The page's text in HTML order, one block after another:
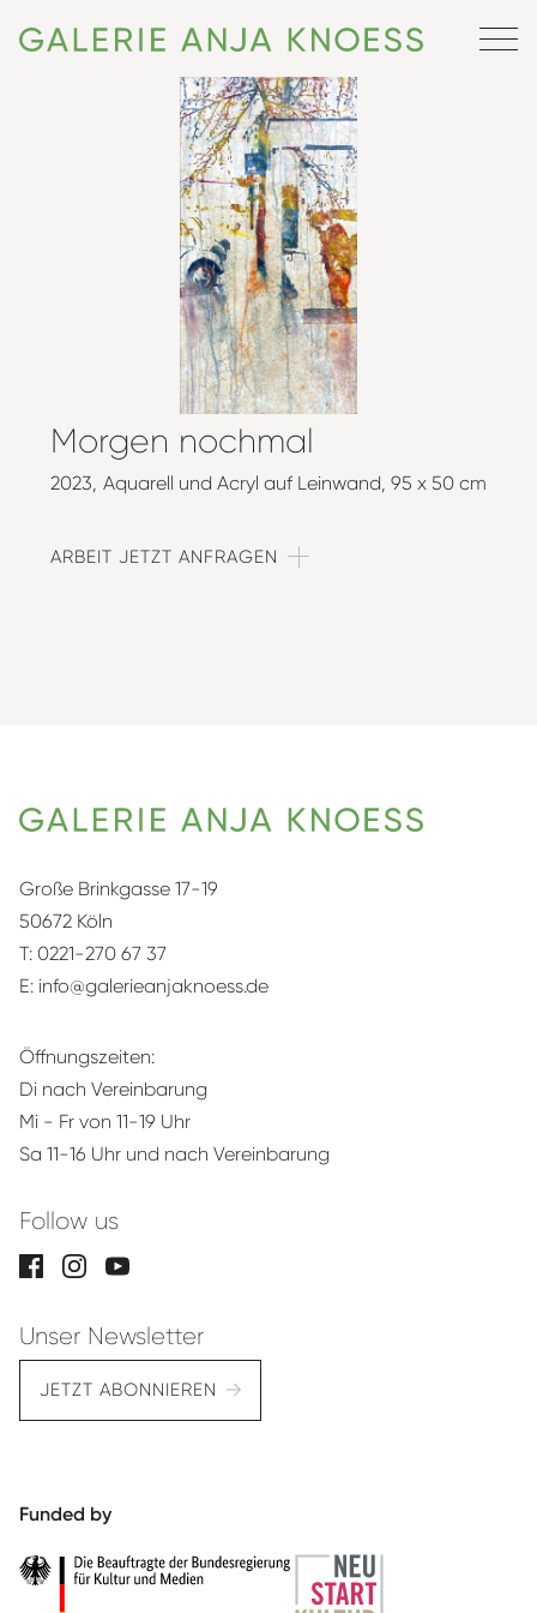
Morgen nochmal
2023 Aquarell und Acryl auf Leinwand 95 x 50 cm
ARBEIT JETZT ANFRAGEN
Große Brinkgasse 17-19
50672 Köln
T: 0221-270 67 37
E: info@galerieanjaknoess.de
Öffnungszeiten:
Di nach Vereinbarung
Mi - Fr von 11-19 Uhr
Sa 11-16 Uhr und nach Vereinbarung
Follow us
Unser Newsletter
JETZT ABONNIEREN
Funded by